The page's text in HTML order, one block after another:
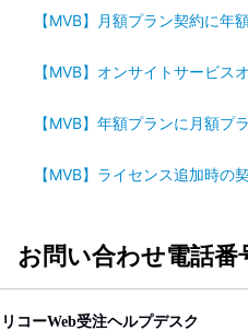
【MVB】月額プラン契約に年
【MVB】オンサイトサービス
【MVB】年額プランに月額プ
【MVB】ライセンス追加時の
お問い合わせ電話番
リコーWeb受注ヘルプデスク